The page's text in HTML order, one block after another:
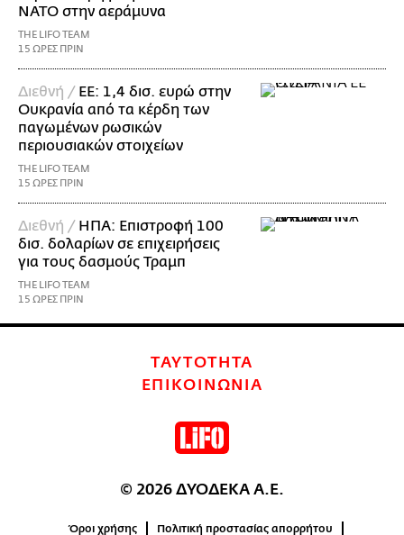
ΝΑΤΟ στην αεράμυνα
THE LIFO TEAM
15 ΩΡΕΣ ΠΡΙΝ
Διεθνή / ΕΕ: 1,4 δισ. ευρώ στην
Ουκρανία από τα κέρδη των
παγωμένων ρωσικών
περιουσιακών στοιχείων
THE LIFO TEAM
15 ΩΡΕΣ ΠΡΙΝ
Διεθνή / ΗΠΑ: Επιστροφή 100
δισ. δολαρίων σε επιχειρήσεις
για τους δασμούς Τραμπ
THE LIFO TEAM
15 ΩΡΕΣ ΠΡΙΝ
ΤΑΥΤΟΤΗΤΑ
ΕΠΙΚΟΙΝΩΝΙΑ
© 2026 ΔΥΟΔΕΚΑ Α.Ε.
Όροι χρήσης Πολιτική προστασίας απορρήτου